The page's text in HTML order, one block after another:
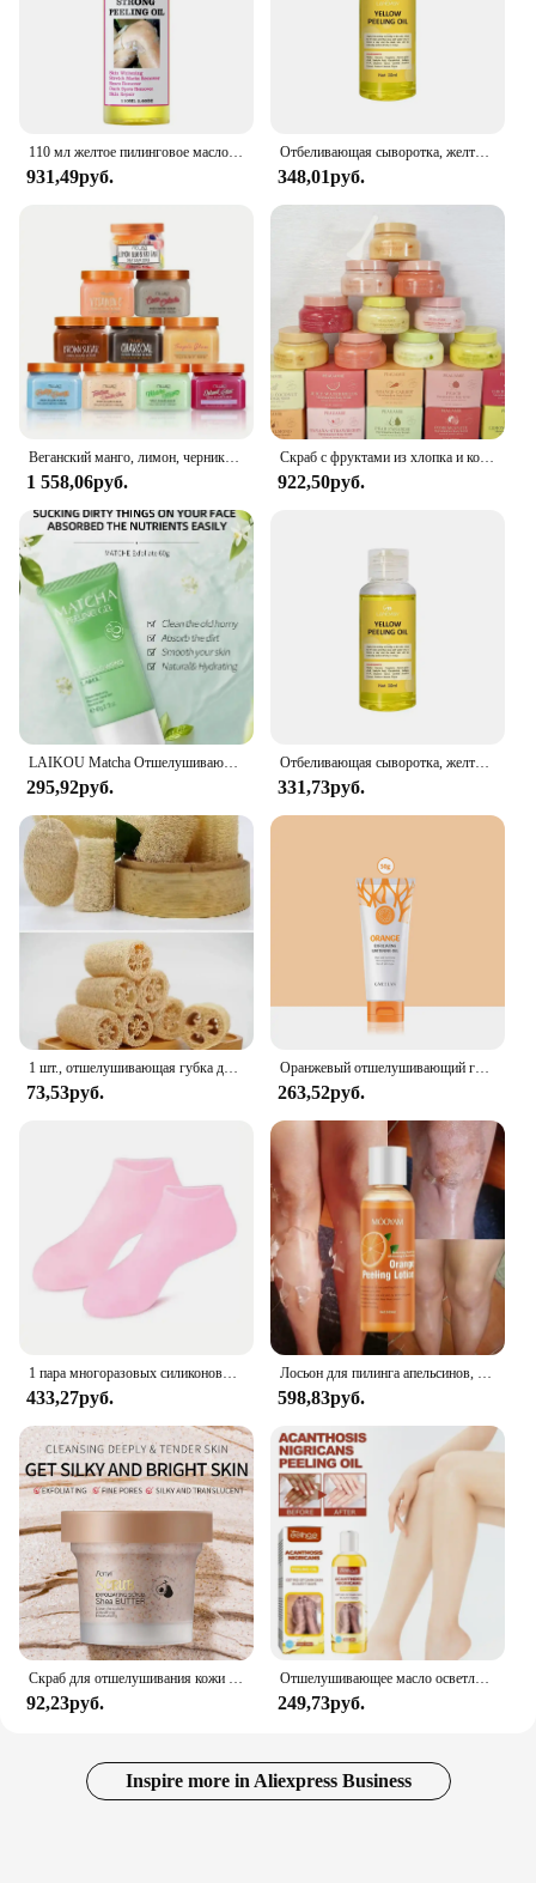
110 мл желтое пилинговое масло, отшелушивающее косметическое средство для удаления омертвевшей кожи, отшелушивающее масло для пальцев и колен
931,49руб.
Отбеливающая сыворотка, желтая отбеливающая пилинг, отшелушивающее средство для ухода за кожей, масло для темной кожи, удаление рук, колен, ног, меланин, Осветляющий скраб для тела
348,01руб.
Веганский манго, лимон, черника, клубника, отшелушивающий отбеливающий скраб для тела, Органический Уход за кожей лица, Ши, сахар, скраб для тела
1 558,06руб.
Скраб с фруктами из хлопка и конфет, смягчает и отшелушивает соль, очищает тело, отшелушивает, имеет фруктовый запах, увлажняет и увлажняет
922,50руб.
LAIKOU Matcha Отшелушивающий отшелушивающий гель-пилинг Скраб для лица Увлажняющий питательный восстанавливающий скраб Крем для лица Уход за кожей
295,92руб.
Отбеливающая сыворотка, желтая отбеливающая пилинг, отшелушивающее средство для ухода за кожей, масло для темной кожи, удаление рук, колен, ног, меланин, Осветляющий скраб для тела
331,73руб.
1 шт., отшелушивающая губка для тела из люфы для ванны с веревкой, скруббер из люфы для ухода за кожей, спа-душ, щетка для ванны для тела, оптовая продажа
73,53руб.
Оранжевый отшелушивающий гель для удаления омертвевшей пятен, осветляющий пилинг, 50 г, нежный восстанавливающий скраб, отбеливающий увлажняющий крем, корейский уход за кожей
263,52руб.
1 пара многоразовых силиконовых носков для ухода за ногами, увлажняющие гелевые перчатки для спа-геля, отшелушивающие, увлажняющие, против сухих и трещин, подошвенный уход за руками
433,27руб.
Лосьон для пилинга апельсинов, масло для пилинга, лосьон для тела, мягкий отшелушивающий гель, стойкий рамен, воск, лосьон для пилинга апельсинов, оптовая продажа
598,83руб.
92,23руб.
Отшелушивающее масло осветляет подмышечные суставы, отбеливает цвет лица, очищает кутикулу, увлажняет Осветление кожи, удаление темного меланина
249,73руб.
Inspire more in Aliexpress Business